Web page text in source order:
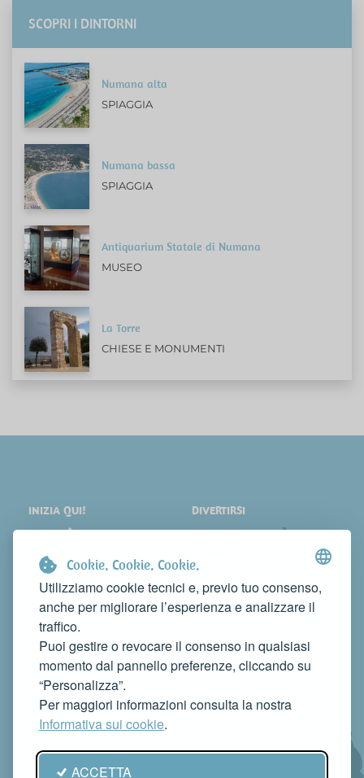
Cookie. Cookie. Cookie.
Utilizziamo cookie tecnici e, previo tuo consenso,
anche per migliorare l’esperienza e analizzare il
traffico.
Puoi gestire o revocare il consenso in qualsiasi
momento dal pannello preferenze, cliccando su
“Personalizza”.
Per maggiori informazioni consulta la nostra
Informativa sui cookie.
ACCETTA
SCOPRI I DINTORNI
Numana alta
SPIAGGIA
Numana bassa
SPIAGGIA
Antiquarium Statale di Numana
MUSEO
La Torre
CHIESE E MONUMENTI
INIZIA QUI!
COSA VEDERE
DORMIRE
MANGIARE
DIVERTIRSI
EVENTI
NEWS
WEB TV
CONTATTI
FAI CONOSCERE LA TUA ATTIVITÀ
CONTATTACI PER PUBBLICARLA SU QUESTO SITO
info@rivieradelconero.tv
Privacy Policy